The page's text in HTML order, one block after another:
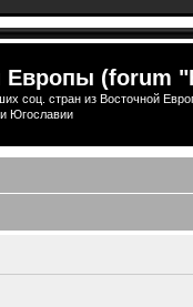
Европы (forum
соц. стран из Восточной
Югославии